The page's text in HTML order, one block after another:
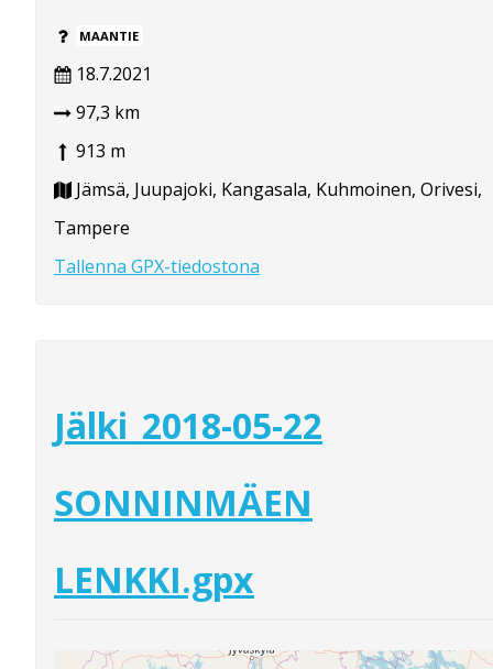
MAANTIE
18.7.2021
97,3 km
913 m
Jämsä, Juupajoki, Kangasala, Kuhmoinen, Orivesi,
Tampere
Tallenna GPX-tiedostona
Jälki_2018-05-22
SONNINMÄEN
LENKKI.gpx